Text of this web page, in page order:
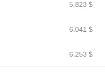
5.823 $
6.041 $
6.253 $